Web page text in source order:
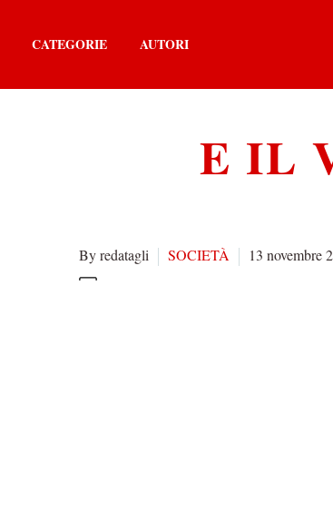
CATEGORIE AUTORI
E IL
By redatagli SOCIETÀ 13 novembre